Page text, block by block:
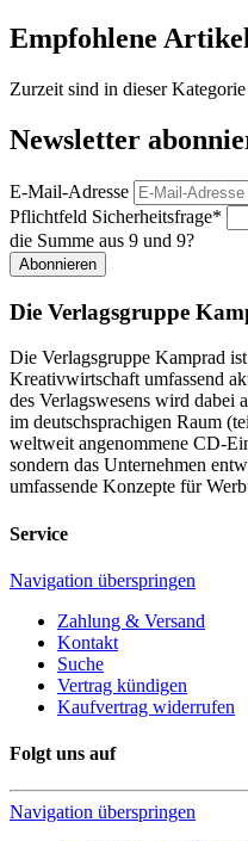
Empfohlene
Zurzeit sind in dieser
Newsletter
E-Mail-Adresse
Pflichtfeld Sicherheitsfrage*
die Summe aus 9 und 9?
Abonnieren
Die Verlagsgruppe
Die Verlagsgruppe Kamprad
Kreativwirtschaft umfassend
des Verlagswesens wird dabei
im deutschsprachigen Raum
weltweit angenommene CD-
sondern das Unternehmen
umfassende Konzepte für
Service
Navigation überspringen
Zahlung & Versand
Kontakt
Suche
Vertrag kündigen
Kaufvertrag widerrufen
Folgt uns auf
Navigation überspringen